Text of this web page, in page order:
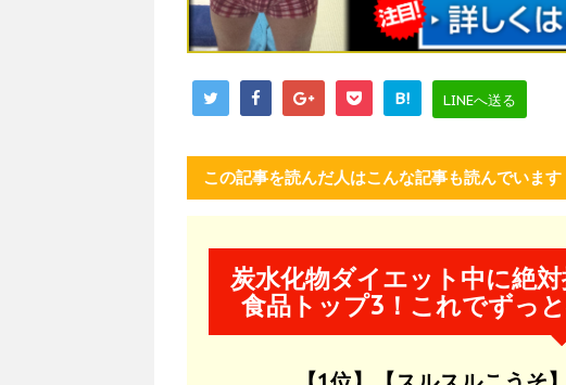
B! LINEへ送る
この記事を読んだ人はこんな記事も読んでいます
炭水化物ダイエット中に絶
食品トップ3！これでずっ